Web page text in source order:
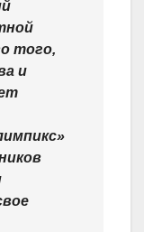
того,
и